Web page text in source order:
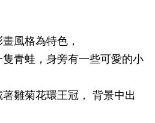
風格為特色，
青蛙，身旁有一些可愛的小
雛菊花環王冠， 背景中出